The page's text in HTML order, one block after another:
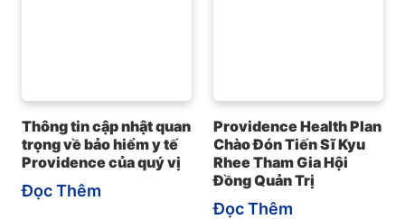
Thông tin cập nhật quan
trọng về bảo hiểm y tế
Providence của quý vị
Đọc Thêm
Providence Health Plan
Chào Đón Tiến Sĩ Kyu
Rhee Tham Gia Hội
Đồng Quản Trị
Đọc Thêm